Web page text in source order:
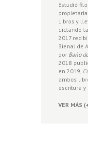
Estudió
Libros y
dictando
2017
Bienal de
por Baño
2018
en 2019,
ambos
escritura y
VER MÁS